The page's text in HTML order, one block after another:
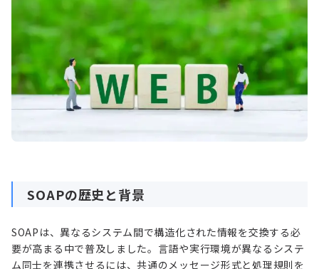
SOAPの歴史と背景
SOAPは、異なるシステム間で構造化された情報を交換する必
要が高まる中で普及しました。言語や実行環境が異なるシステ
ム同士を連携させるには、共通のメッセージ形式と処理規則を